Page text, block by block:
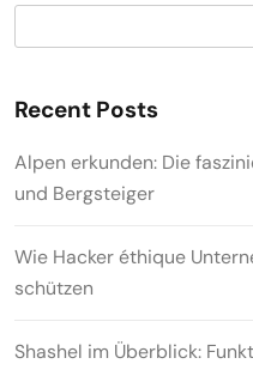
Recent Posts
Alpen erkunden: Die
und Bergsteiger
Wie Hacker éthique
schützen
Shashel im Überblick: